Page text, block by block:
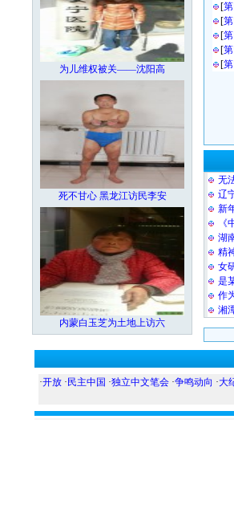
为儿维权被关——沈阳高
死不甘心 黑龙江访民李安
内蒙白玉芝为土地上访六
[
[
[
[
[
无
辽
新
湖
精
女
是
作
湘
·开放 · 民主中国 ·独立中文笔会 ·争鸣动向 ·大